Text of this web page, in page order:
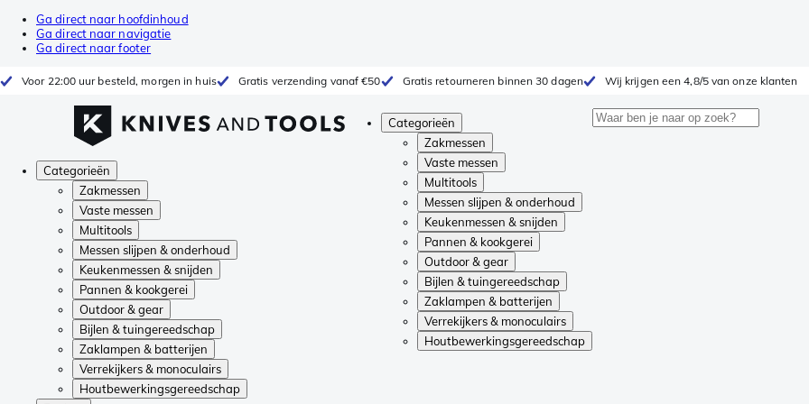
Ga direct naar hoofdinhoud
Ga direct naar navigatie
Ga direct naar footer
Voor 22:00 uur besteld, morgen in huis Gratis verzending vanaf €50 Gratis retourneren binnen 30 dagen Wij krijgen een 4,8/5 van onze klanten
Categorieën
Zakmessen
Vaste messen
Multitools
Messen slijpen & onderhoud
Keukenmessen & snijden
Pannen & kookgerei
Outdoor & gear
Bijlen & tuingereedschap
Zaklampen & batterijen
Verrekijkers & monoculairs
Houtbewerkingsgereedschap
Categorieën
Zakmessen
Vaste messen
Multitools
Messen slijpen & onderhoud
Keukenmessen & snijden
Pannen & kookgerei
Outdoor & gear
Bijlen & tuingereedschap
Zaklampen & batterijen
Verrekijkers & monoculairs
Houtbewerkingsgereedschap